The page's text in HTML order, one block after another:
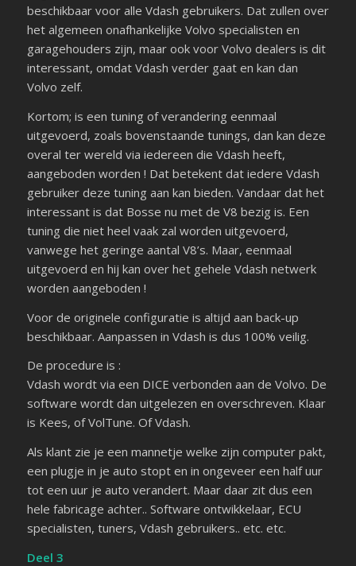
beschikbaar voor alle Vdash gebruikers. Dat zullen over
het algemeen onafhankelijke Volvo specialisten en
garagehouders zijn, maar ook voor Volvo dealers is dit
interessant, omdat Vdash verder gaat en kan dan
Volvo zelf.
Kortom; is een tuning of verandering eenmaal
uitgevoerd, zoals bovenstaande tunings, dan kan deze
overal ter wereld via iedereen die Vdash heeft,
aangeboden worden ! Dat betekent dat iedere Vdash
gebruiker deze tuning aan kan bieden. Vandaar dat het
interessant is dat Bosse nu met de V8 bezig is. Een
tuning die niet heel vaak zal worden uitgevoerd,
vanwege het geringe aantal V8’s. Maar, eenmaal
uitgevoerd en hij kan over het gehele Vdash netwerk
worden aangeboden !
Voor de originele configuratie is altijd aan back-up
beschikbaar. Aanpassen in Vdash is dus 100% veilig.
De procedure is :
Vdash wordt via een DICE verbonden aan de Volvo. De
software wordt dan uitgelezen en overschreven. Klaar
is Kees, of VolTune. Of Vdash.
Als klant zie je een mannetje welke zijn computer pakt,
een plugje in je auto stopt en in ongeveer een half uur
tot een uur je auto verandert. Maar daar zit dus een
hele fabricage achter.. Software ontwikkelaar, ECU
specialisten, tuners, Vdash gebruikers.. etc. etc.
Deel 3